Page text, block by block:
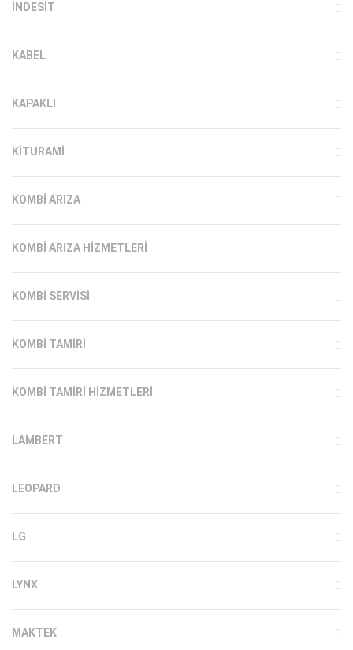
INDESIT
KABEL
KAPAKLI
KITURAMI
KOMBI ARIZA
KOMBI ARIZA HIZMETLERI
KOMBI SERVISI
KOMBI TAMIRI
KOMBI TAMIRI HIZMETLERI
LAMBERT
LEOPARD
LG
LYNX
MAKTEK